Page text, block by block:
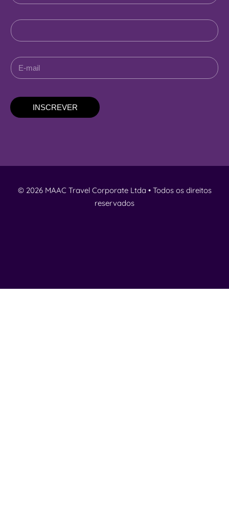
INSCREVER
© 2026 MAAC Travel Corporate Ltda • Todos os direitos
reservados